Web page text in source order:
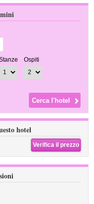
Ospiti
hotel
Verifica il prezzo